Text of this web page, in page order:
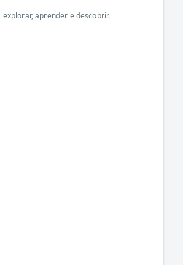
aprender e descobrir.